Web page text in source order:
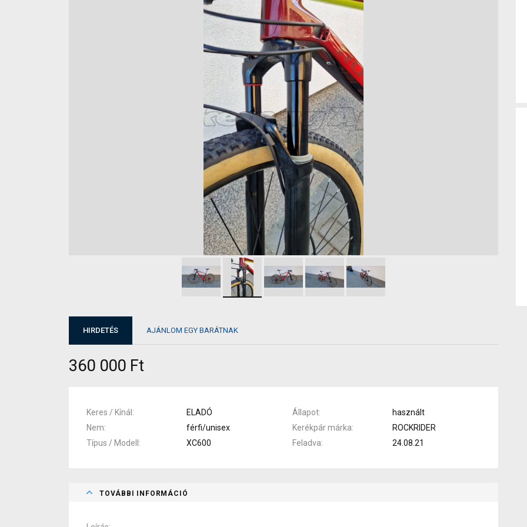
HIRDETÉS AJÁNLOM EGY BARÁTNAK
360 000 Ft
Keres / Kínál ELADÓ Állapot
használt
Nem
férfi/unisex Kerékpár márka
ROCKRIDER
Típus / Modell
XC600 Feladva 24.08.21
TOVÁBBI INFORMÁCIÓ